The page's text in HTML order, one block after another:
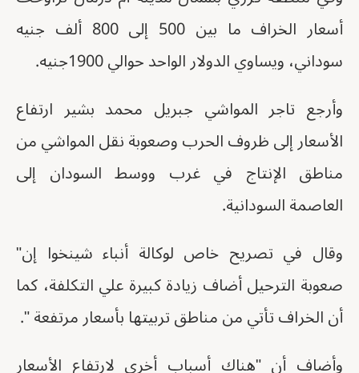
أسعار الخراف ما بين 500 إلى 800 ألف جنيه
سوداني، ويساوي الدولار الواحد حوالي 1900جنيه.
وأرجع تاجر المواشي جبريل محمد بشير ارتفاع
الأسعار إلى ظروف الحرب وصعوبة نقل المواشي من
مناطق الإنتاج في غرب ووسط السودان إلى
العاصمة السودانية.
وقال في تصريح خاص لوكالة أنباء شينخوا إن"
صعوبة الترحيل أضاف زيادة كبيرة علي التكلفة، كما
أن الخراف تأتي من مناطق تربيتها بأسعار مرتفعة ".
وأضاف أن "هناك أسباب أخري لارتفاع الأسعار